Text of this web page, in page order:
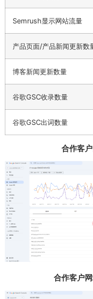
Semrush显示网站流量
产品页面/产品新闻更新数
博客新闻更新数量
谷歌GSC收录数量
谷歌GSC出词数量
合作客
合作客户